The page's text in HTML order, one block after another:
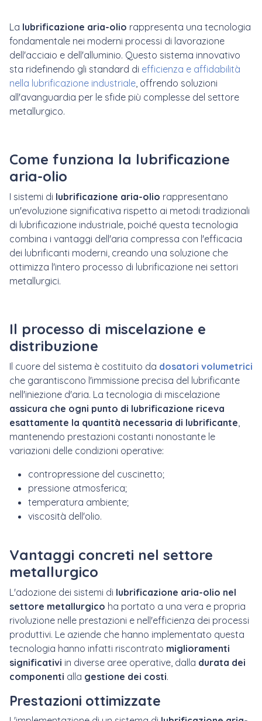
La lubrificazione aria-olio rappresenta una tecnologia
fondamentale nei moderni processi di lavorazione
dell'acciaio e dell'alluminio. Questo sistema innovativo
sta ridefinendo gli standard di efficienza e affidabilità
nella lubrificazione industriale, offrendo soluzioni
all'avanguardia per le sfide più complesse del settore
metallurgico.
Come funziona la lubrificazione
aria-olio
I sistemi di lubrificazione aria-olio rappresentano
un'evoluzione significativa rispetto ai metodi tradizionali
di lubrificazione industriale, poiché questa tecnologia
combina i vantaggi dell'aria compressa con l'efficacia
dei lubrificanti moderni, creando una soluzione che
ottimizza l'intero processo di lubrificazione nei settori
metallurgici.
Il processo di miscelazione e
distribuzione
Il cuore del sistema è costituito da dosatori volumetrici
che garantiscono l'immissione precisa del lubrificante
nell'iniezione d'aria. La tecnologia di miscelazione
assicura che ogni punto di lubrificazione riceva
esattamente la quantità necessaria di lubrificante,
mantenendo prestazioni costanti nonostante le
variazioni delle condizioni operative:
contropressione del cuscinetto;
pressione atmosferica;
temperatura ambiente;
viscosità dell'olio.
Vantaggi concreti nel settore
metallurgico
L'adozione dei sistemi di lubrificazione aria-olio nel
settore metallurgico ha portato a una vera e propria
rivoluzione nelle prestazioni e nell'efficienza dei processi
produttivi. Le aziende che hanno implementato questa
tecnologia hanno infatti riscontrato miglioramenti
significativi in diverse aree operative, dalla durata dei
componenti alla gestione dei costi.
Prestazioni ottimizzate